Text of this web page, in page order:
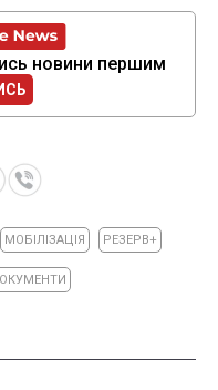
новини першим
МОБІЛІЗАЦІЯ РЕЗЕРВ+